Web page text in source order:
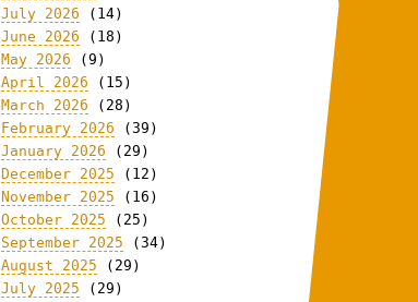
July 2026 (14)
June 2026 (18)
May 2026 (9)
April 2026 (15)
March 2026 (28)
February 2026 (39)
January 2026 (29)
December 2025 (12)
November 2025 (16)
October 2025 (25)
September 2025 (34)
August 2025 (29)
July 2025 (29)